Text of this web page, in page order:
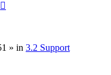
» in 3.2 Support